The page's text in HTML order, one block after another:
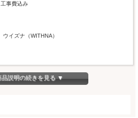
事費込み
ウイズナ（WITHNA）
説明の続きを見る ▼